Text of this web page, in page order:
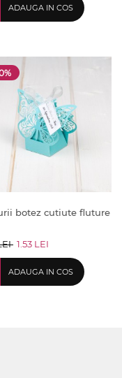
ADAUGA IN COS
botez cutiute fluture
1.53 LEI
ADAUGA IN COS